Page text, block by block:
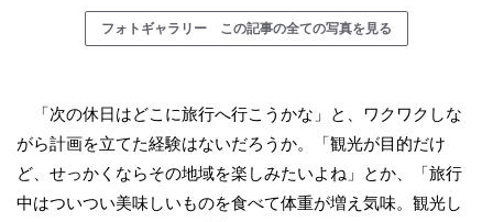
フォトギャラリー この記事の全ての写真を見る
「次の休日はどこに旅行へ行こうかな」と、ワクワクしな
がら計画を立てた経験はないだろうか。「観光が目的だけ
ど、せっかくならその地域を楽しみたいよね」とか、「旅行
中はついつい美味しいものを食べて体重が増え気味。観光し